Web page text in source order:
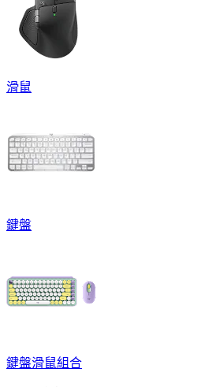
滑鼠
鍵盤
鍵盤滑鼠組合